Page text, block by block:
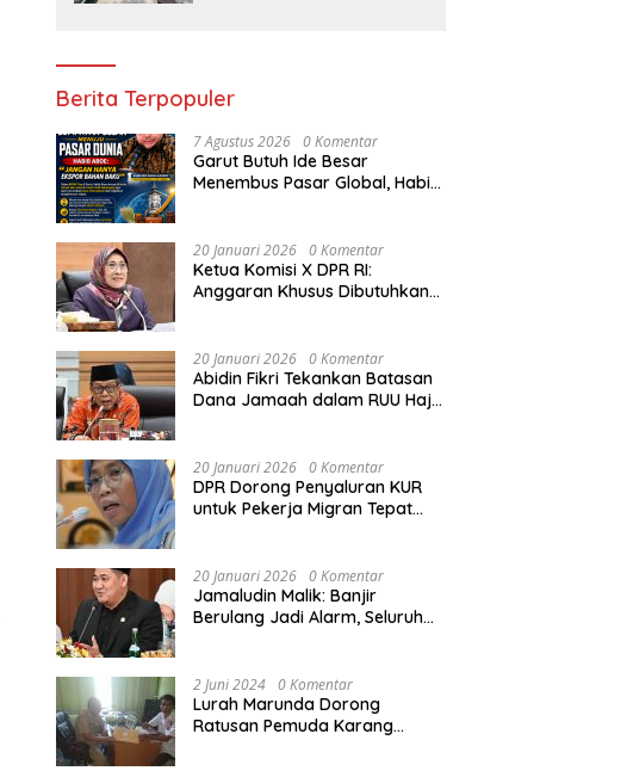
Berita Terpopuler
7 Agustus 2026 0 Komentar
Garut Butuh Ide Besar
Menembus Pasar Global, Habib
20 Januari 2026 0 Komentar
Ketua Komisi X DPR RI:
Anggaran Khusus Dibutuhkan
Akibat Bencana
20 Januari 2026 0 Komentar
Abidin Fikri Tekankan Batasan
Dana Jamaah dalam RUU Haji
20 Januari 2026 0 Komentar
DPR Dorong Penyaluran KUR
untuk Pekerja Migran Tepat
PMI
20 Januari 2026 0 Komentar
Jamaludin Malik: Banjir
Berulang Jadi Alarm, Seluruh
2 Juni 2024 0 Komentar
Lurah Marunda Dorong
Ratusan Pemuda Karang